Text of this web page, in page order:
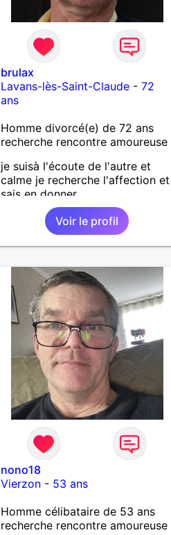
brulax
Lavans-lès-Saint-Claude- 72
ans
Homme divorcé(e) de 72 ans
recherche rencontre amoureuse
je suisà l'écoute de l'autre et
calme je recherche l'affection et
sais en donner
Voir le profil
nono18
Vierzon- 53 ans
Homme célibataire de 53 ans
recherche rencontre amoureuse